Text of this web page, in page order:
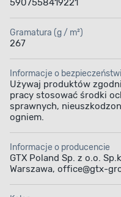
5907558419221
Gramatura (g / m²)
267
Informacje o
Używaj produktów
pracy stosować środki
sprawnych,
ogniem.
Informacje o producencie
GTX Poland Sp. z o.o.
Warszawa, office@gtx-